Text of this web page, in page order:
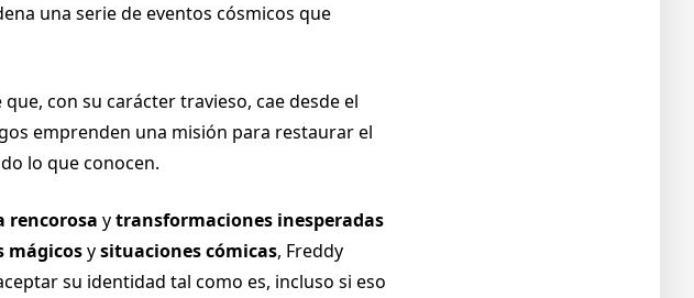
una serie de eventos cósmicos que
con su carácter travieso, cae desde el
emprenden una misión para restaurar el
lo que conocen.
rencorosa ytransformaciones inesperadas
mágicosysituaciones cómicas, Freddy
su identidad tal como es, incluso si eso